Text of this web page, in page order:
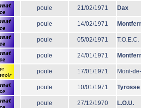
poule 21/02/1971 Dax
poule 14/02/1971
poule 05/02/1971 T.O.E.C.
poule 24/01/1971
poule 17/01/1971 Mont-
poule 10/01/1971 Tyrosse
poule 27/12/1970 L.O.U.